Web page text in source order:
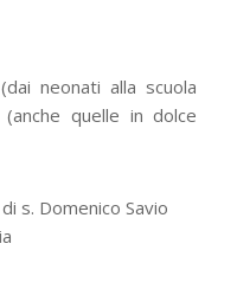
(dai neonati alla scuola
quelle in dolce
s. Domenico Savio